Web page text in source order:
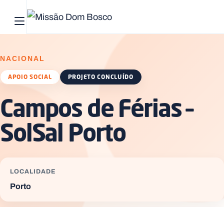
Abrir menu principal
NACIONAL
APOIO SOCIAL PROJETO CONCLUÍDO
Campos de Férias –
SolSal Porto
LOCALIDADE
Porto
Início
Quem
somos
O
que
fazemos
Recursos